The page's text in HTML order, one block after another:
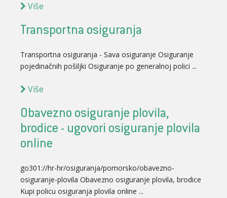
Više
Transportna osiguranja
Transportna osiguranja - Sava osiguranje Osiguranje
pojedinačnih pošiljki Osiguranje po generalnoj polici ...
Više
Obavezno osiguranje plovila,
brodice - ugovori osiguranje plovila
online
go301://hr-hr/osiguranja/pomorsko/obavezno-
osiguranje-plovila Obavezno osiguranje plovila, brodice
Kupi policu osiguranja plovila online ...